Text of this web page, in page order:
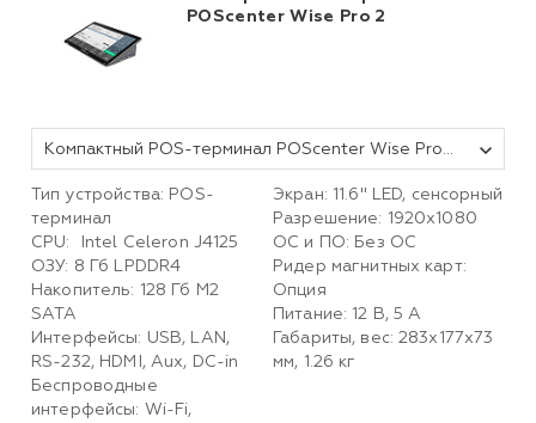
POScenter Wise Pro 2
Компактный POS-терминал POScenter Wise Pro 2 (11,6",P-CAP,J4125,RAM8Gb,M2SSD 128Gb,WiFi,BT)c Windows
Тип устройства: POS-
терминал
CPU: Intel Celeron J4125
ОЗУ: 8 Гб LPDDR4
Накопитель: 128 Гб M2
SATA
Интерфейсы: USB, LAN,
RS-232, HDMI, Aux, DC-in
Беспроводные
интерфейсы: Wi-Fi,
Экран: 11.6'' LED, сенсорный
Разрешение: 1920х1080
ОС и ПО: Без ОС
Ридер магнитных карт:
Опция
Питание: 12 В, 5 А
Габариты, вес: 283х177х73
мм, 1.26 кг